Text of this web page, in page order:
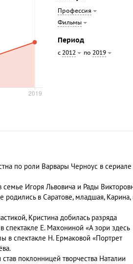
Профессия
Фильмы
Период
с 2012 по 2019
по роли Варвары Черноус в сериале
Игоря Львовича и Рады
родились в Саратове, младшая, Карина,
Кристина добилась разряда
спектакле Е. Махониной «А зори здесь
в спектакле Н. Ермаковой «Портрет
поклонницей творчества Наталии